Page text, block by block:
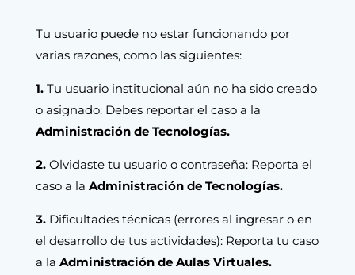
Tu usuario puede no estar funcionando por
varias razones, como las siguientes:
1.Tu usuario institucional aún no ha sido creado
o asignado: Debes reportar el caso a la
Administración de Tecnologías.
2. Olvidaste tu usuario o contraseña: Reporta el
caso a la Administración de Tecnologías.
3.Dificultades técnicas (errores al ingresar o en
el desarrollo de tus actividades): Reporta tu caso
a la Administración de Aulas Virtuales.